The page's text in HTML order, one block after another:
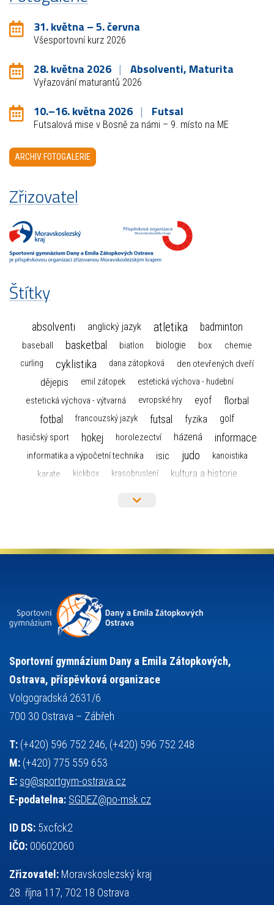
31. května – 5. června
Všesportovní kurz 2026
28. května 2026 Absolventi, Maturita
Vyřazování maturantů 2026
10.–16. května 2026 Futsal
Futsalová mise v Bosně za námi – 9. místo na ME
ARCHIV FOTOGALERIE
Zřizovatel
Štítky
absolventi anglický jazyk atletika badminton
baseball basketbal biatlon biologie box chemie
curling cyklistika dana zátopková den otevřených dveří
dějepis emil zátopek estetická výchova - hudební
estetická výchova - výtvarná evropské hry eyof florbal
fotbal francouzský jazyk futsal fyzika golf
hasičský sport hokej horolezectví házená informace
informatika a výpočetní technika isic judo
kanoistika
karate
kickbox krasobruslení
kultura a historie
olympiáda dětí a mládeže organizace plavání
snowboarding
sportovní gymnastika sportovní lezení
stolní tenis střelba
teorie sportovní přípravy
tělesná výchova
událost
volejbal
vybavení vysvědčení vzpírání
výuka všesportovní výcvikový kurz
základy společenských věd
Sportovní gymnázium Dany a Emila Zátopkových,
Ostrava, příspěvková organizace
Volgogradská 2631/6
700 30 Ostrava – Zábřeh
T: (+420) 596 752 246, (+420) 596 752 248
M: (+420) 775 559 653
E: sg@sportgym-ostrava.cz
E-podatelna: SGDEZ@po-msk.cz
ID DS: 5xcfck2
IČO: 00602060
Zřizovatel: Moravskoslezský kraj
28. října 117, 702 18 Ostrava